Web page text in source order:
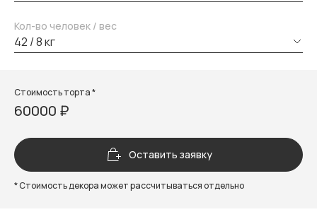
Кол-во человек / вес
42 / 8 кг
Стоимость торта *
60000 ₽
Оставить заявку
* Стоимость декора может рассчитываться отдельно